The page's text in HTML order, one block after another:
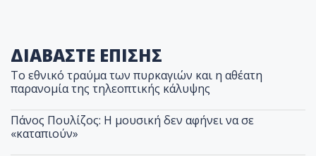
ΔΙΑΒΑΣΤΕ ΕΠΙΣΗΣ
Το εθνικό τραύμα των πυρκαγιών και η αθέατη
παρανομία της τηλεοπτικής κάλυψης
Πάνος Πουλίζος: Η μουσική δεν αφήνει να σε
«καταπιούν»